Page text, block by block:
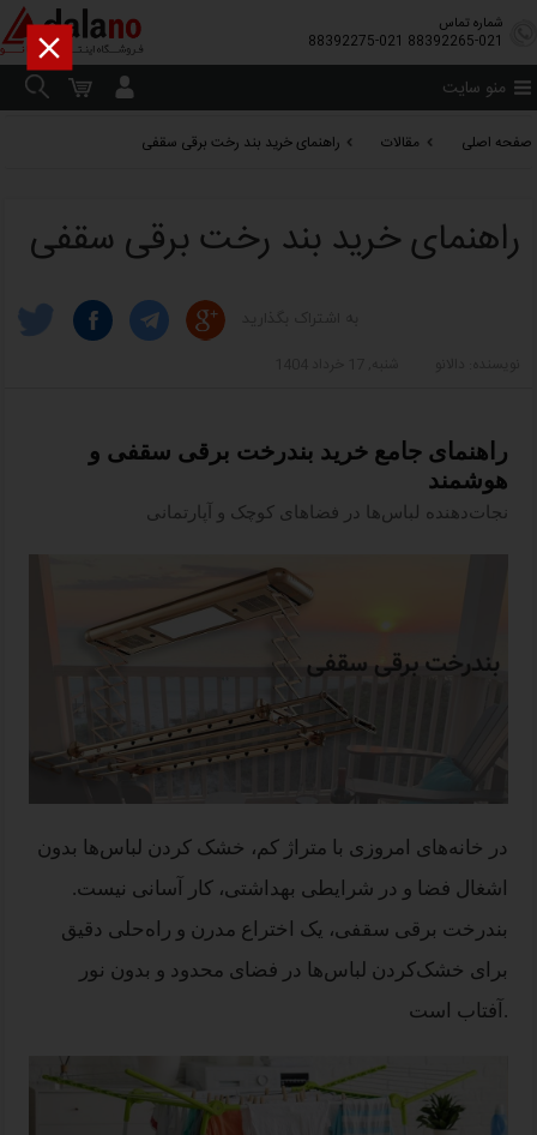
شماره تماس
88392265-021
88392275-021
منو سایت
صفحه اصلی مقالات راهنمای خرید بند رخت برقی سقفی
راهنمای خرید بند رخت برقی سقفی
راهنمای جامع خرید بندرخت برقی سقفی و
هوشمند
نجات‌دهنده لباس‌ها در فضاهای کوچک و آپارتمانی
در خانه‌های امروزی با متراژ کم، خشک کردن لباس‌ها بدون
اشغال فضا و در شرایطی بهداشتی، کار آسانی نیست.
بندرخت برقی سقفی، یک اختراع مدرن و راه‌حلی دقیق
برای خشک‌کردن لباس‌ها در فضای محدود و بدون نور
آفتاب است.
